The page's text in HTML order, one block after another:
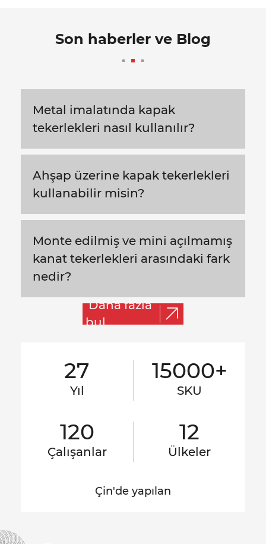
Son haberler ve Blog
Metal imalatında kapak
tekerlekleri nasıl kullanılır?
Ahşap üzerine kapak tekerlekleri
kullanabilir misin?
27
Yıl
15000+
SKU
120
Çalışanlar
12
Ülkeler
Çin'de yapılan
Monte edilmiş ve mini açılmamış
kanat tekerlekleri arasındaki fark
nedir?
Daha fazla
bul